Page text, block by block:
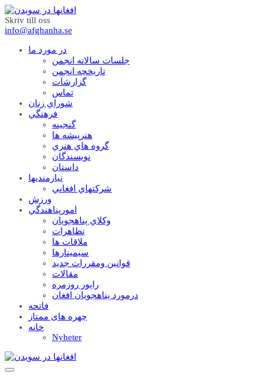
Skriv till oss
info@afghanha.se
در مورد ما
جلسات سالانه انجمن
تاریخچه انجمن
گزارشات
تماس
شوراي زنان
فرهنگي
گنجينه
هنرپيشه ها
گروه هاي هنري
نويسندگان
داستان
نيازمنديها
شرکتهاي افغاني
ورزش
امورپناهندگي
وکلاي پناهجويان
تظاهرات
ملاقات ها
سيمينارها
قوانين ومقررات جديد
مقالات
راپور روزمره
درمورد پناهجويان افغان
فاتحه
چهره های ممتاز
خانه
Nyheter